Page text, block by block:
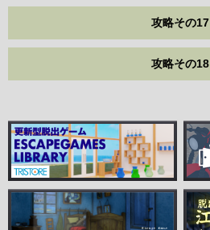
攻略その17
攻略その18